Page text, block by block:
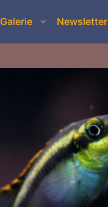
Galerie Newsletter